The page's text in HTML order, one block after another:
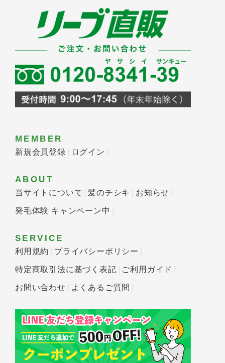
MEMBER
新規会員登録 ログイン
ABOUT
当サイトについて 髪のチシキ お知らせ
発毛体験 キャンペーン中
SERVICE
利用規約 プライバシーポリシー
特定商取引法に基づく表記 ご利用ガイド
お問い合わせ よくあるご質問